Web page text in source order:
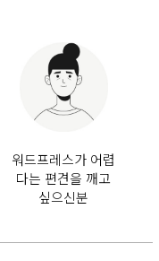
워드프레스가 어렵
다는 편견을 깨고
싶으신분